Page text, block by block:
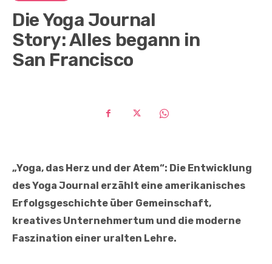
Die Yoga Journal
Story: Alles begann in
San Francisco
„Yoga, das Herz und der Atem“: Die Entwicklung
des Yoga Journal erzählt eine amerikanisches
Erfolgsgeschichte über Gemeinschaft,
kreatives Unternehmertum und die moderne
Faszination einer uralten Lehre.